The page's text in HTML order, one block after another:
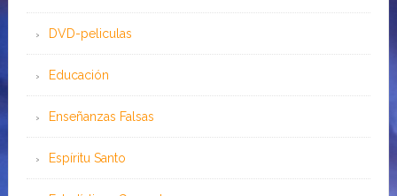
DVD-peliculas
Educación
Enseñanzas Falsas
Espíritu Santo